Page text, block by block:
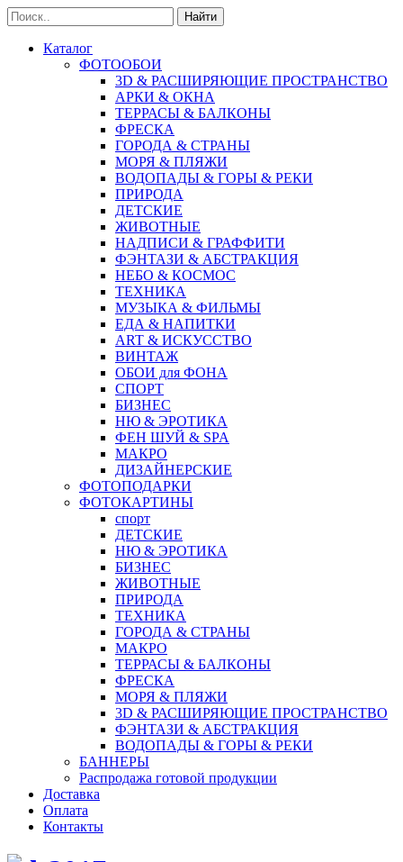
Найти
Каталог
ФОТООБОИ
3D & РАСШИРЯЮЩИЕ ПРОСТРАНСТВО
АРКИ & ОКНА
ТЕРРАСЫ & БАЛКОНЫ
ФРЕСКА
ГОРОДА & СТРАНЫ
МОРЯ & ПЛЯЖИ
ВОДОПАДЫ & ГОРЫ & РЕКИ
ПРИРОДА
ДЕТСКИЕ
ЖИВОТНЫЕ
НАДПИСИ & ГРАФФИТИ
ФЭНТАЗИ & АБСТРАКЦИЯ
НЕБО & КОСМОС
ТЕХНИКА
МУЗЫКА & ФИЛЬМЫ
ЕДА & НАПИТКИ
ART & ИСКУССТВО
ВИНТАЖ
ОБОИ для ФОНА
СПОРТ
БИЗНЕС
НЮ & ЭРОТИКА
ФЕН ШУЙ & SPA
МАКРО
ДИЗАЙНЕРСКИЕ
ФОТОПОДАРКИ
ФОТОКАРТИНЫ
спорт
ДЕТСКИЕ
НЮ & ЭРОТИКА
БИЗНЕС
ЖИВОТНЫЕ
ПРИРОДА
ТЕХНИКА
ГОРОДА & СТРАНЫ
МАКРО
ТЕРРАСЫ & БАЛКОНЫ
ФРЕСКА
МОРЯ & ПЛЯЖИ
3D & РАСШИРЯЮЩИЕ ПРОСТРАНСТВО
ФЭНТАЗИ & АБСТРАКЦИЯ
ВОДОПАДЫ & ГОРЫ & РЕКИ
БАННЕРЫ
Распродажа готовой продукции
Доставка
Оплата
Контакты